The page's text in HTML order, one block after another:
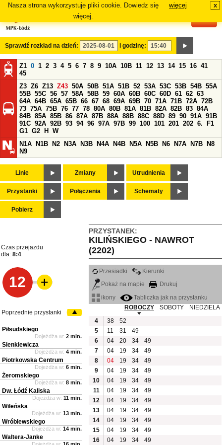
Nasza strona wykorzystuje pliki cookie. Dowiedz się
więcej.
więcej x
Sprawdź rozkład na dzień: i godzinę:
Z1 0 1 2 3 4 5 6 7 8 9 10A 10B 11 12 13 14 15 16 41
45
Z3 Z6 Z13 Z43 50A 50B 51A 51B 52 53A 53C 53B 54B 55A
55B 55C 56 57 58A 58B 59 60A 60B 60C 60D 61 62 63
64A 64B 65A 65B 66 67 68 69A 69B 70 71A 71B 72A 72B
73 75A 75B 76 77 78 80A 80B 81A 81B 82A 82B 83 84A
84B 85A 85B 86 87A 87B 88A 88B 88C 88D 89 90 91A 91B
91C 92A 92B 93 94 96 97A 97B 99 100 101 201 202 6.
F1
G1 G2 H
W
N1A
N1B N2 N3A N3B N4A N4B N5A N5B N6 N7A N7B
N8
N9
Linie Zmiany Utrudnienia
Przystanki Połączenia Schematy
Pobierz
PRZYSTANEK:
KILIŃSKIEGO - NAWROT
(2202)
Czas przejazdu
dla: 8:4
12
Przesiadki
Kierunki
Pokaż na mapie
Drukuj
ikony
Tabliczka jak na przystanku
ROBOCZY
SOBOTY
NIEDZIELA
4
38
52
5
11 31
49
6
04 20 34
49
7
04 19 34
49
8
04 19 34
49
9
04 19 34
49
10
04 19 34
49
11
04 19 34
49
12
04 19 34
49
13
04 19 34
49
14
04 19 34
49
15
04 19 34
49
16
04 19 34 49
Poprzednie przystanki
Piłsudskiego
Dojeżdża w: 2 min.
Sienkiewicza
Dojeżdża w: 4 min.
Piotrkowska Centrum
Dojeżdża w: 6 min.
Żeromskiego
Dojeżdża w: 8 min.
Dw. Łódź Kaliska
Dojeżdża w: 11 min.
Wileńska
Dojeżdża w: 13 min.
Wróblewskiego
Dojeżdża w: 14 min.
Waltera-Janke